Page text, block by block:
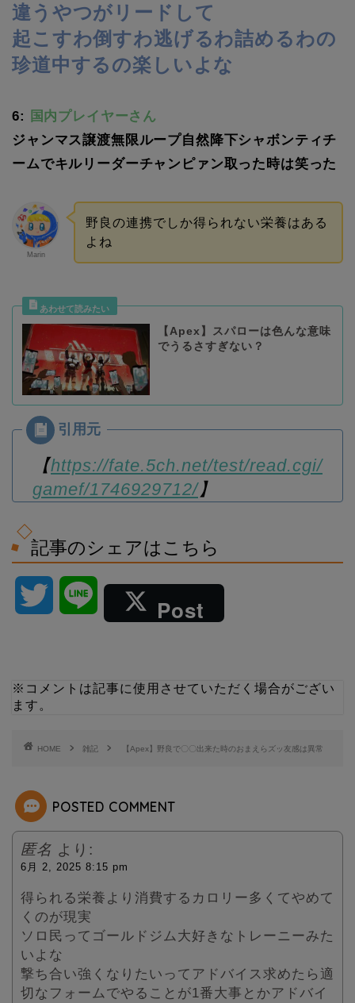
違うやつがリードして
起こすわ倒すわ逃げるわ詰めるわの
珍道中するの楽しいよな
6:
国内プレイヤーさん
ジャンマス譲渡無限ループ自然降下シャボンティチ
ームでキルリーダーチャンピァン取った時は笑った
Marin
野良の連携でしか得られない栄養はある
よね
【Apex】スパローは色んな意味
でうるさすぎない？
【https://fate.5ch.net/test/read.cgi/
gamef/1746929712/】
記事のシェアはこちら
t
Post
※コメントは記事に使用させていただく場合がござい
ます。
HOME 雑記 【Apex】野良で〇〇出来た時のおまえらズッ友感は異常
POSTED COMMENT
匿名 より:
6月 2, 2025 8:15 pm
得られる栄養より消費するカロリー多くてやめて
くのが現実
ソロ民ってゴールドジム大好きなトレーニーみた
いよな
撃ち合い強くなりたいってアドバイス求めたら適
切なフォームでやることが1番大事とかアドバイ